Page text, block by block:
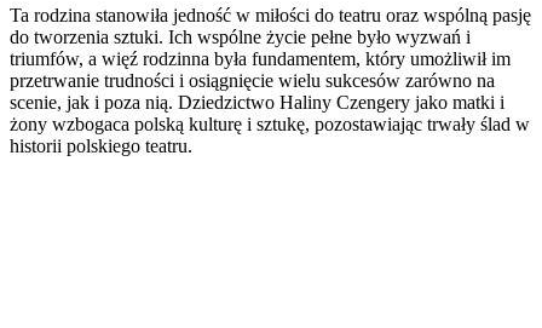
Ta rodzina stanowiła jedność w miłości do teatru oraz wspólną pasję
do tworzenia sztuki. Ich wspólne życie pełne było wyzwań i
triumfów, a więź rodzinna była fundamentem, który umożliwił im
przetrwanie trudności i osiągnięcie wielu sukcesów zarówno na
scenie, jak i poza nią. Dziedzictwo Haliny Czengery jako matki i
żony wzbogaca polską kulturę i sztukę, pozostawiając trwały ślad w
historii polskiego teatru.